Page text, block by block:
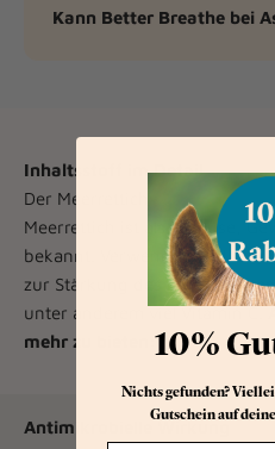
Kann Better Breathe bei
Inhaltsstoff im Detail
Der Meerrettich
Meerrettich ist als Gemüse,
bekannt. Verwendet wird die
zur Stärkung des
unter anderem viel Vitamin C.
mehr zu bieten:
Antimikrobielle Wirkung
10%
Nichts gefunden?
Gutschein auf